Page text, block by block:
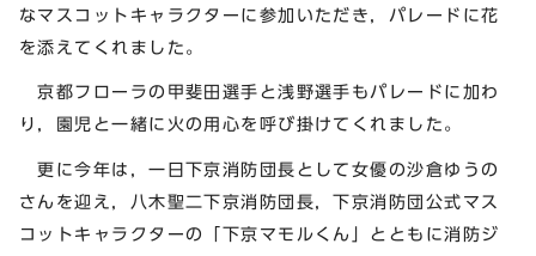
なマスコットキャラクターに参加いただき，パレードに花
を添えてくれました。
京都フローラの甲斐田選手と浅野選手もパレードに加わ
り，園児と一緒に火の用心を呼び掛けてくれました。
更に今年は，一日下京消防団長として女優の沙倉ゆうの
さんを迎え，八木聖二下京消防団長，下京消防団公式マス
コットキャラクターの「下京マモルくん」とともに消防ジ